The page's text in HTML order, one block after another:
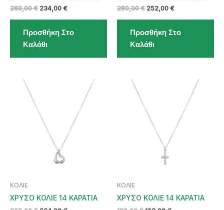
260,00€ Original
260,00 €.
234,00 €Η
είναι:
Προσθήκη Στο
Καλάθι
280,00€ Original
280,00 €.
252,00 €Η
είναι:
Προσθήκη Στο
Καλάθι
ΚΟΛΙΕ
ΧΡΥΣΟ ΚΟΛΙΕ 14 ΚΑΡΑΤΙΑ
ΚΟΛΙΕ
ΧΡΥΣΟ ΚΟΛΙΕ 14 ΚΑΡΑΤΙΑ